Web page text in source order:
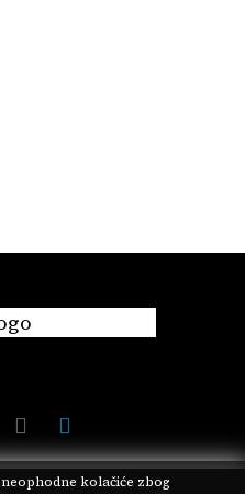
kolačiće zbog